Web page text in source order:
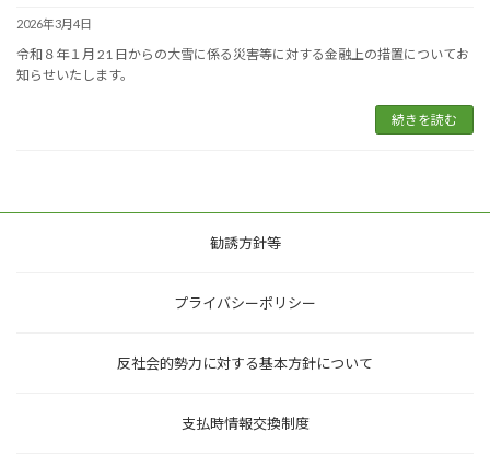
2026年3月4日
令和８年１月 21 日からの大雪に係る災害等に対する金融上の措置についてお
知らせいたします。
続きを読む
勧誘方針等
プライバシーポリシー
反社会的勢力に対する基本方針について
支払時情報交換制度